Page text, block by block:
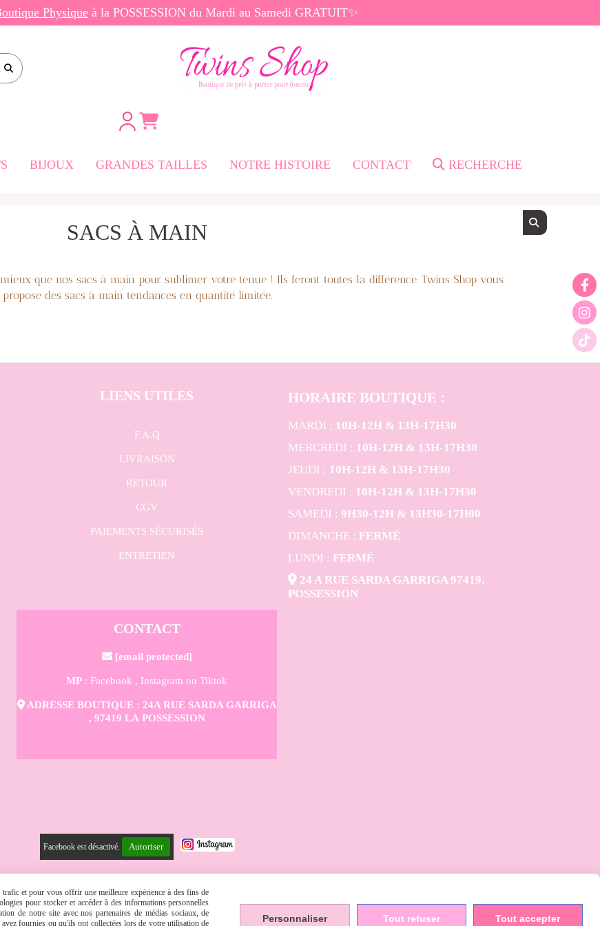
Physiqueà la POSSESSION du Mardi au Samedi GRATUIT✨
BIJOUX GRANDES TAILLES NOTRE HISTOIRE CONTACT RECHERCHE
SACS À MAIN
que nos sacs à main pour sublimer votre tenue ! Ils feront toutes la différence. Twins Shop vous
propose des sacs à main tendances en quantité limitée.
LIENS UTILES
F.A.Q
LIVRAISON
RETOUR
CGV
PAIEMENTS SÉCURISÉS
ENTRETIEN
CONTACT
 [email protected]
MP : Facebook , Instagram ou Tiktok
ADRESSE BOUTIQUE : 24A RUE SARDA GARRIGA
, 97419 LA POSSESSION
HORAIRE BOUTIQUE :
MARDI : 10H-12H & 13H-17H30
MERCREDI : 10H-12H & 13H-17H30
JEUDI : 10H-12H & 13H-17H30
VENDREDI : 10H-12H & 13H-17H30
SAMEDI : 9H30-12H & 13H30-17H00
DIMANCHE : FERMÉ
LUNDI :FERMÉ
 24 A RUE SARDA GARRIGA 97419,
POSSESSION
Facebook est désactivé. Autoriser
et pour vous offrir une meilleure expérience à des fins de
pour stocker et accéder à des informations personnelles
de notre site avec nos partenaires de médias sociaux, de
fournies ou qu'ils ont collectées lors de votre utilisation de
Personnaliser Tout refuser Tout accepter